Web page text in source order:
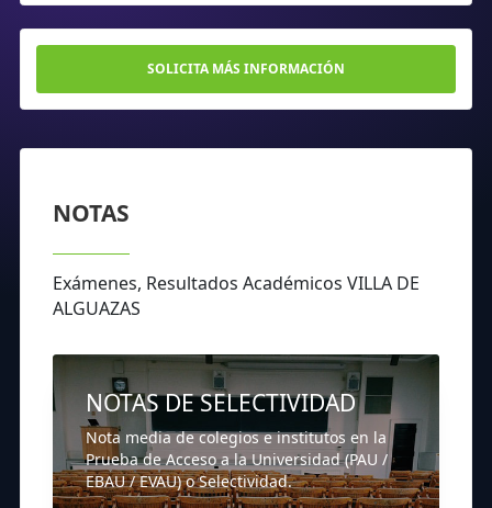
SOLICITA MÁS INFORMACIÓN
NOTAS
Exámenes, Resultados Académicos VILLA DE
ALGUAZAS
NOTAS DE SELECTIVIDAD
Nota media de colegios e institutos en la
Prueba de Acceso a la Universidad (PAU /
EBAU / EVAU) o Selectividad.